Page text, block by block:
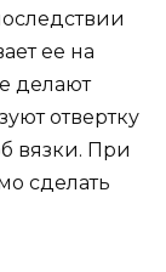
ее на
делают
отвертку
вязки. При
сделать